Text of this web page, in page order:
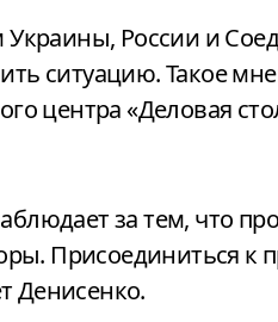
ситуацию. Такое
центра «Деловая
за тем, что
Присоединиться к
Денисенко.